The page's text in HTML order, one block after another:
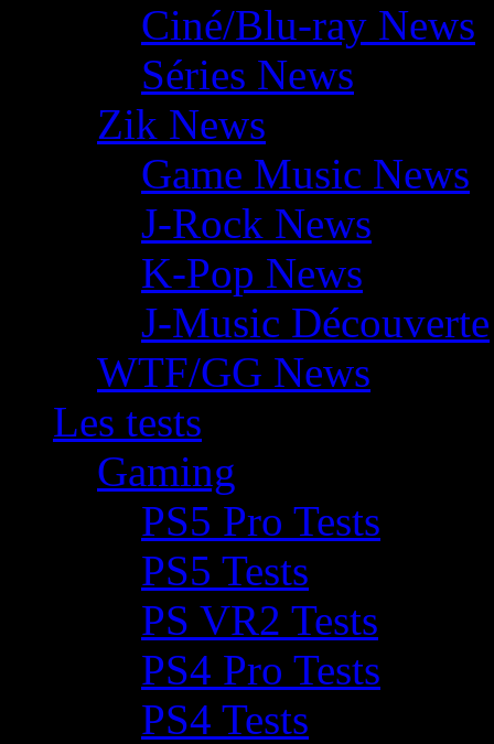
Ciné/Blu-ray News
Séries News
Zik News
Game Music News
J-Rock News
K-Pop News
J-Music Découverte
WTF/GG News
Les tests
Gaming
PS5 Pro Tests
PS5 Tests
PS VR2 Tests
PS4 Pro Tests
PS4 Tests